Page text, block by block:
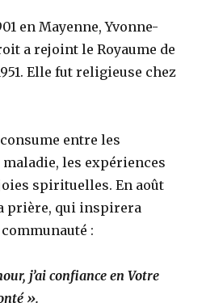
en Mayenne, Yvonne-
a rejoint le Royaume de
Elle fut religieuse chez
entre les
les expériences
spirituelles. En août
prière, qui inspirera
:
j’ai confiance en Votre
».